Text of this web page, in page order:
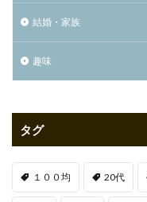
結婚・家族
趣味
タグ
１００均 20代